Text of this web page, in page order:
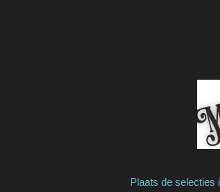
Plaats de selecties